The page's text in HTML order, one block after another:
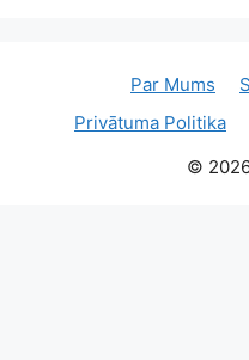
Par Mums
Privātuma Politika
©